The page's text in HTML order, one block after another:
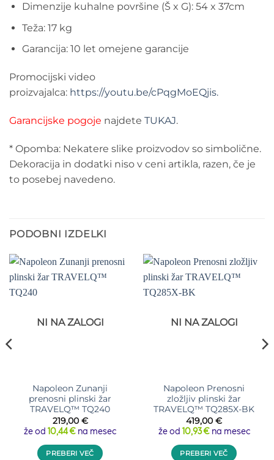
Dimenzije kuhalne površine (Š x G): 54 x 37cm
Teža: 17 kg
Garancija: 10 let omejene garancije
Promocijski video
proizvajalca: https://youtu.be/cPqgMoEQjis.
Garancijske pogoje najdete TUKAJ.
* Opomba: Nekatere slike proizvodov so simbolične.
Dekoracija in dodatki niso v ceni artikla, razen, če je
to posebej navedeno.
PODOBNI IZDELKI
NI NA ZALOGI
Napoleon Zunanji
prenosni plinski žar
TRAVELQ™ TQ240
219,00 €
že od 10,44 € na mesec
PREBERI VEČ
NI NA ZALOGI
Napoleon Prenosni
zložljiv plinski žar
TRAVELQ™ TQ285X-BK
419,00 €
že od 10,93 €na mesec
PREBERI VEČ